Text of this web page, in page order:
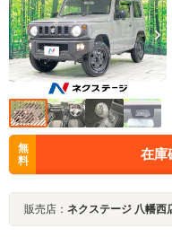
無
料
在庫
販売店： ネクステージ 八幡西